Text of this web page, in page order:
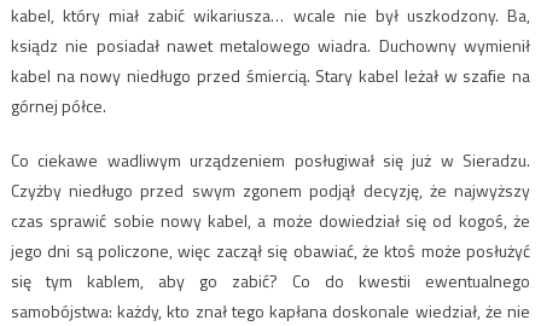
kabel, który miał zabić wikariusza… wcale nie był uszkodzony. Ba,
ksiądz nie posiadał nawet metalowego wiadra. Duchowny wymienił
kabel na nowy niedługo przed śmiercią. Stary kabel leżał w szafie na
górnej półce.
Co ciekawe wadliwym urządzeniem posługiwał się już w Sieradzu.
Czyżby niedługo przed swym zgonem podjął decyzję, że najwyższy
czas sprawić sobie nowy kabel, a może dowiedział się od kogoś, że
jego dni są policzone, więc zaczął się obawiać, że ktoś może posłużyć
się tym kablem, aby go zabić? Co do kwestii ewentualnego
samobójstwa: każdy, kto znał tego kapłana doskonale wiedział, że nie